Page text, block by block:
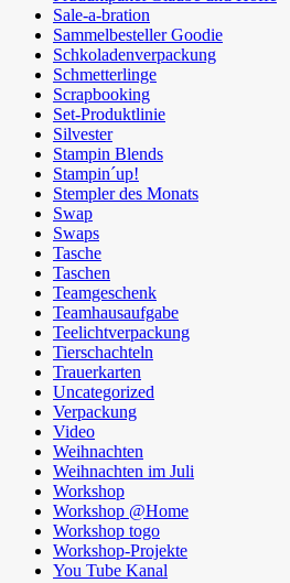
Sale-a-bration
Sammelbesteller Goodie
Schkoladenverpackung
Schmetterlinge
Scrapbooking
Set-Produktlinie
Silvester
Stampin Blends
Stampin´up!
Stempler des Monats
Swap
Swaps
Tasche
Taschen
Teamgeschenk
Teamhausaufgabe
Teelichtverpackung
Tierschachteln
Trauerkarten
Uncategorized
Verpackung
Video
Weihnachten
Weihnachten im Juli
Workshop
Workshop @Home
Workshop togo
Workshop-Projekte
You Tube Kanal